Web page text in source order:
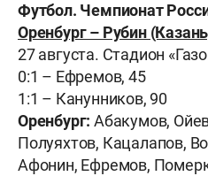
Футбол. Чемпионат
Оренбург – Рубин
27 августа. Стадион
0:1 – Ефремов, 45
1:1 – Канунников, 90
Оренбург: Абакумов,
Полуяхтов, Кацалапов,
Афонин, Ефремов,